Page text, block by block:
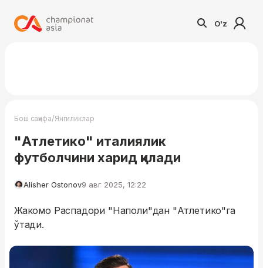
O'z
Бош саҳифа/Янгиликлар
"Атлетико" италиялик
футболчини харид қилади
Alisher Ostonov9 авг 2025, 12:22
Жакомо Распадори "Наполи"дан "Атлетико"га
ўтади.